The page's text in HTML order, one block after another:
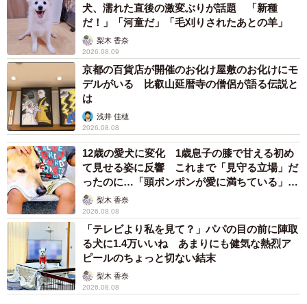
※Liccaさん提供
中将タカノリ（以下「中将」）：この作品を作ろうと思わ
れたきっかけをお聞かせください。
Licca：コロナ問題などで緊張した日々が続く中、少しでも
クスッと笑っていただけるような投稿をしたいと思ったの
がきっかけです。
中将：粘りと言い、てかりと言い、かなり精巧でリアルに
作られていますが、制作にあたりこだわった点やご苦労さ
れた点をお聞かせください。
Licca：パックにこびり付くタレが小さなこだわりポイント
です。苦労したのは、納豆特有のねっとりとした質感を再
現すること。想像以上に難しかったです。
犬、濡れた直後の激変ぶりが話題 「新種
だ！」「河童だ」「毛刈りされたあとの羊」
梨木 香奈
2026.08.09
京都の百貨店が開催のお化け屋敷のお化けにモ
デルがいる 比叡山延暦寺の僧侶が語る伝説と
は
浅井 佳穂
2026.08.08
12歳の愛犬に変化 1歳息子の膝で甘える初め
て見せる姿に反響 これまで「見守る立場」だ
ったのに…「頭ポンポンが愛に満ちている」
「尊…」
梨木 香奈
2026.08.08
「テレビより私を見て？」パパの目の前に陣取
る犬に1.4万いいね あまりにも健気な熱烈ア
ピールのちょっと切ない結末
梨木 香奈
2026.08.08